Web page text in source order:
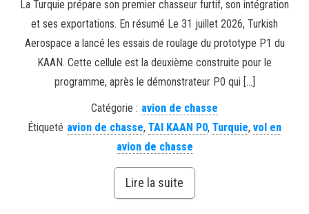
La Turquie prépare son premier chasseur furtif, son intégration
et ses exportations. En résumé Le 31 juillet 2026, Turkish
Aerospace a lancé les essais de roulage du prototype P1 du
KAAN. Cette cellule est la deuxième construite pour le
programme, après le démonstrateur P0 qui […]
Catégorie : avion de chasse
Étiqueté avion de chasse, TAI KAAN P0, Turquie, vol en
avion de chasse
Lire la suite